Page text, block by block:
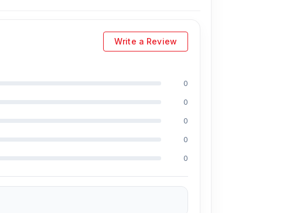
Write a Review
0
0
0
0
0